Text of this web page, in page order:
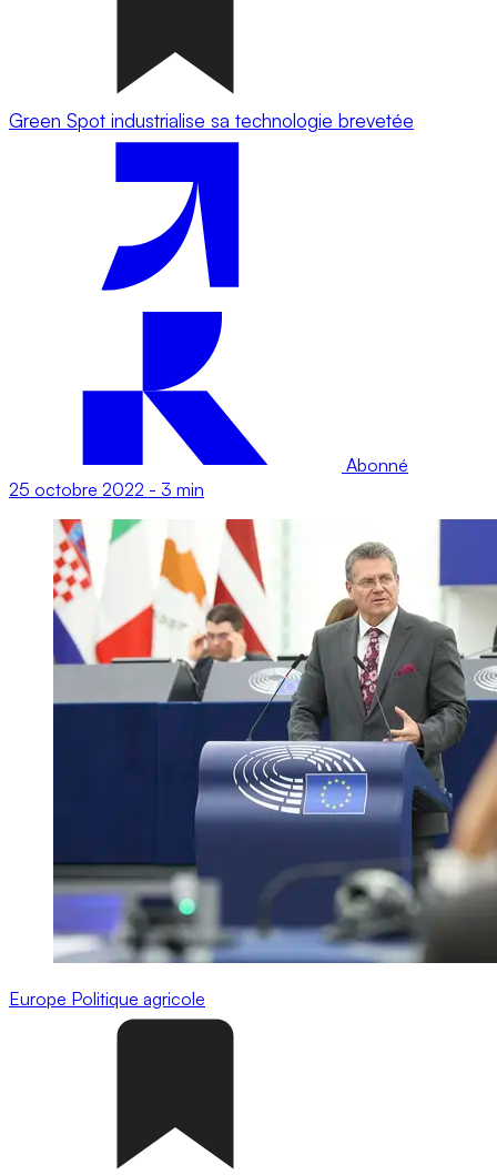
Green Spot industrialise sa technologie brevetée
Abonné
25 octobre 2022 - 3 min
Europe Politique agricole